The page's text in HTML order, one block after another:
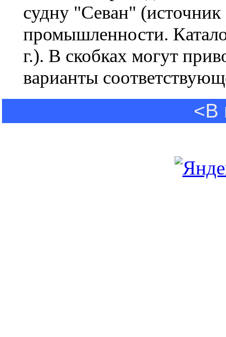
судну "Севан"
промышленности.
г.). В скобках могут
варианты
<В